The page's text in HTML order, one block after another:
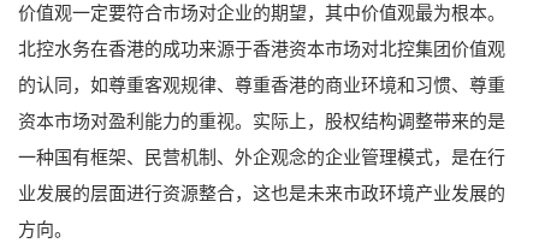
价值观一定要符合市场对企业的期望，其中价值观最为根本。
北控水务在香港的成功来源于香港资本市场对北控集团价值观
的认同，如尊重客观规律、尊重香港的商业环境和习惯、尊重
资本市场对盈利能力的重视。实际上，股权结构调整带来的是
一种国有框架、民营机制、外企观念的企业管理模式，是在行
业发展的层面进行资源整合，这也是未来市政环境产业发展的
方向。